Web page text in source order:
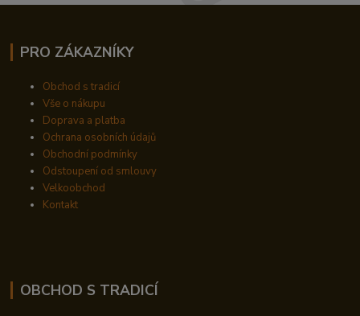
PRO ZÁKAZNÍKY
Obchod s tradicí
Vše o nákupu
Doprava a platba
Ochrana osobních údajů
Obchodní podmínky
Odstoupení od smlouvy
Velkoobchod
Kontakt
OBCHOD S TRADICÍ